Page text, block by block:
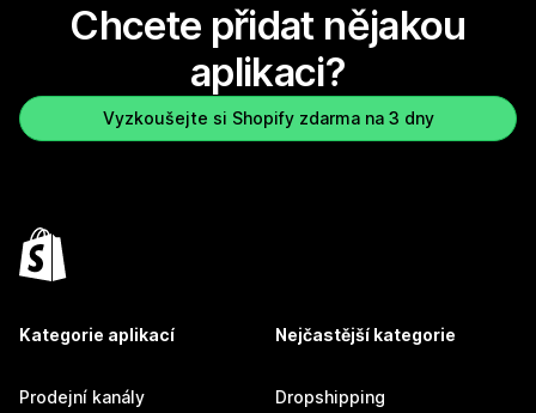
Chcete přidat nějakou
aplikaci?
Vyzkoušejte si Shopify zdarma na 3 dny
Kategorie aplikací
Prodejní kanály
Nejčastější kategorie
Dropshipping